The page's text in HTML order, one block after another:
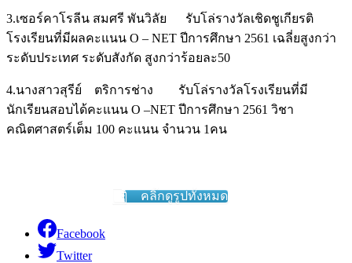
3.เซอร์คาโรลีน สมศรี พันวิลัย รับโล่รางวัลเชิดชูเกียรติ
โรงเรียนที่มีผลคะแนน O – NET ปีการศึกษา 2561 เฉลี่ยสูงกว่า
ระดับประเทศ ระดับสังกัด สูงกว่าร้อยละ50
4.นางสาวสุรีย์ ตริการช่าง รับโล่รางวัลโรงเรียนที่มี
นักเรียนสอบได้คะแนน O –NET ปีการศึกษา 2561 วิชา
คณิตศาสตร์เต็ม 100 คะแนน จำนวน 1คน
คลิ๊กดูรูปทั้งหมด
Facebook
Twitter